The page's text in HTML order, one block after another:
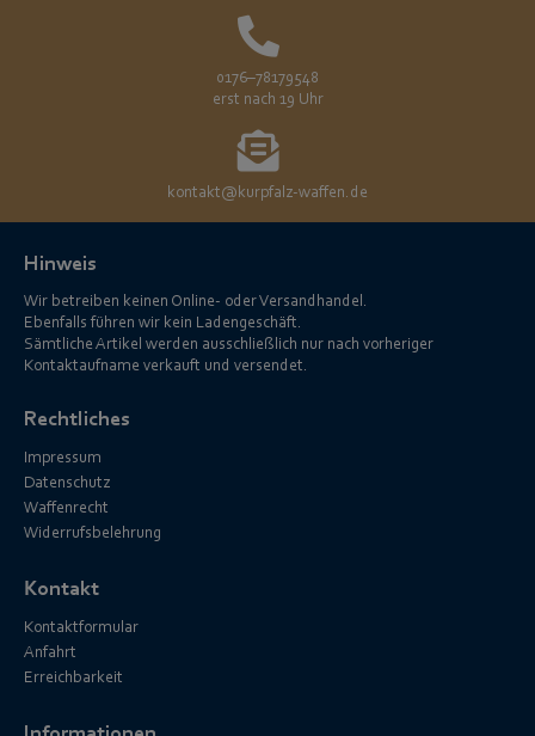
0176–78179548
erst nach 19 Uhr
kontakt@kurpfalz-waffen.de
Hinweis
Wir betreiben keinen Online- oder Versandhandel.
Ebenfalls führen wir kein Ladengeschäft.
Sämtliche Artikel werden ausschließlich nur nach vorheriger
Kontaktaufname verkauft und versendet.
Rechtliches
Impressum
Datenschutz
Waffenrecht
Widerrufsbelehrung
Kontakt
Kontaktformular
Anfahrt
Erreichbarkeit